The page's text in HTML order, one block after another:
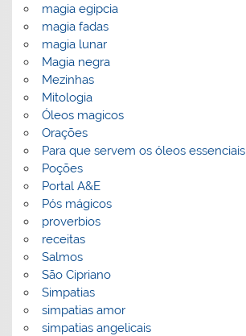
magia egipcia
magia fadas
magia lunar
Magia negra
Mezinhas
Mitologia
Óleos magicos
Orações
Para que servem os óleos essenciais
Poções
Portal A&E
Pós mágicos
proverbios
receitas
Salmos
São Cipriano
Simpatias
simpatias amor
simpatias angelicais